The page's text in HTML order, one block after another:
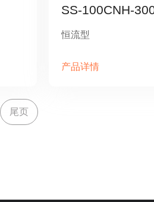
SS-100CNH-
恒流型
产品详情
尾页